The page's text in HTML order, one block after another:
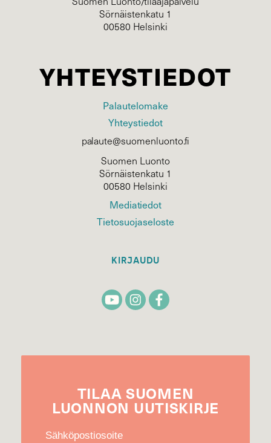
Sörnäistenkatu 1
00580 Helsinki
YHTEYSTIEDOT
Palautelomake
Yhteystiedot
palaute@suomenluonto.fi
Suomen Luonto
Sörnäistenkatu 1
00580 Helsinki
Mediatiedot
Tietosuojaseloste
KIRJAUDU
TILAA SUOMEN
LUONNON UUTIS­KIRJE
Sähköpostiosoite